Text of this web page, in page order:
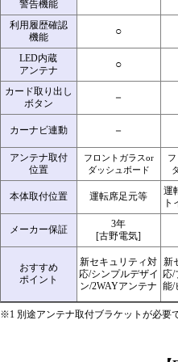
警告機能
利用履歴確認
機能
○
LED内蔵
アンテナ
○
カード取り出し
ボタン
－
カーナビ連動 －
アンテナ取付
位置
フロントガラスor
ダッシュボード
本体取付位置 運転席足元等
運
ト
メーカー保証
3年
[古野電気]
おすすめ
ポイント
新セキュリティ対
応/シンプルデザイ
ン/2WAYアンテナ
新
応/
能/
※1 別途アンテナ取付ブラケットが必要